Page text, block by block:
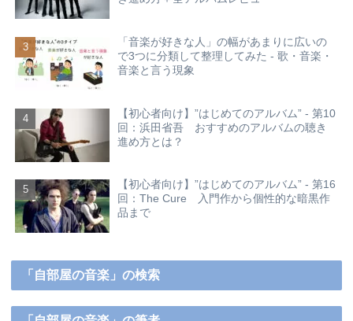
「音楽が好きな人」の幅があまりに広いの
で3つに分類して整理してみた - 歌・音楽・
音楽と言う現象
【初心者向け】”はじめてのアルバム” - 第10
回：浜田省吾 おすすめのアルバムの聴き
進め方とは？
【初心者向け】”はじめてのアルバム” - 第16
回：The Cure 入門作から個性的な暗黒作
品まで
「自部屋の音楽」の検索